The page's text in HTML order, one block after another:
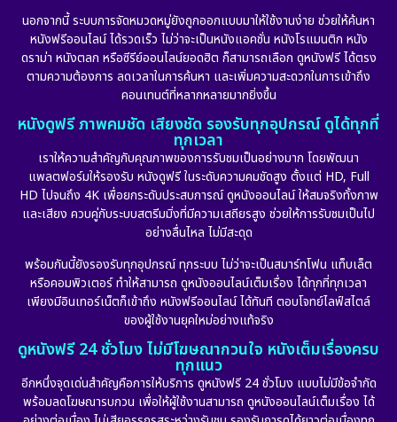
นอกจากนี้ ระบบการจัดหมวดหมู่ยังถูกออกแบบมาให้ใช้งานง่าย ช่วยให้ค้นหา
หนังฟรีออนไลน์ ได้รวดเร็ว ไม่ว่าจะเป็นหนังแอคชั่น หนังโรแมนติก หนัง
ดราม่า หนังตลก หรือซีรีย์ออนไลน์ยอดฮิต ก็สามารถเลือก ดูหนังฟรี ได้ตรง
ตามความต้องการ ลดเวลาในการค้นหา และเพิ่มความสะดวกในการเข้าถึง
คอนเทนต์ที่หลากหลายมากยิ่งขึ้น
หนังดูฟรี ภาพคมชัด เสียงชัด รองรับทุกอุปกรณ์ ดูได้ทุกที่
ทุกเวลา
เราให้ความสำคัญกับคุณภาพของการรับชมเป็นอย่างมาก โดยพัฒนา
แพลตฟอร์มให้รองรับ หนังดูฟรี ในระดับความคมชัดสูง ตั้งแต่ HD, Full
HD ไปจนถึง 4K เพื่อยกระดับประสบการณ์ ดูหนังออนไลน์ ให้สมจริงทั้งภาพ
และเสียง ควบคู่กับระบบสตรีมมิ่งที่มีความเสถียรสูง ช่วยให้การรับชมเป็นไป
อย่างลื่นไหล ไม่มีสะดุด
พร้อมกันนี้ยังรองรับทุกอุปกรณ์ ทุกระบบ ไม่ว่าจะเป็นสมาร์ทโฟน แท็บเล็ต
หรือคอมพิวเตอร์ ทำให้สามารถ ดูหนังออนไลน์เต็มเรื่อง ได้ทุกที่ทุกเวลา
เพียงมีอินเทอร์เน็ตก็เข้าถึง หนังฟรีออนไลน์ ได้ทันที ตอบโจทย์ไลฟ์สไตล์
ของผู้ใช้งานยุคใหม่อย่างแท้จริง
ดูหนังฟรี 24 ชั่วโมง ไม่มีโฆษณากวนใจ หนังเต็มเรื่องครบ
ทุกแนว
อีกหนึ่งจุดเด่นสำคัญคือการให้บริการ ดูหนังฟรี 24 ชั่วโมง แบบไม่มีข้อจำกัด
พร้อมลดโฆษณารบกวน เพื่อให้ผู้ใช้งานสามารถ ดูหนังออนไลน์เต็มเรื่อง ได้